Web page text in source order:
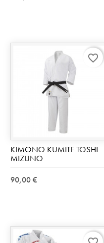
KIMONO KUMITE TOSHI
MIZUNO
90,00 €
favorite_border